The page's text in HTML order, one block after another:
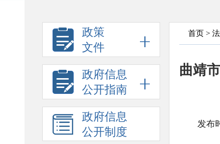
政策
文件
政府信息
公开指南
政府信息
公开制度
首页 >
曲靖
发布